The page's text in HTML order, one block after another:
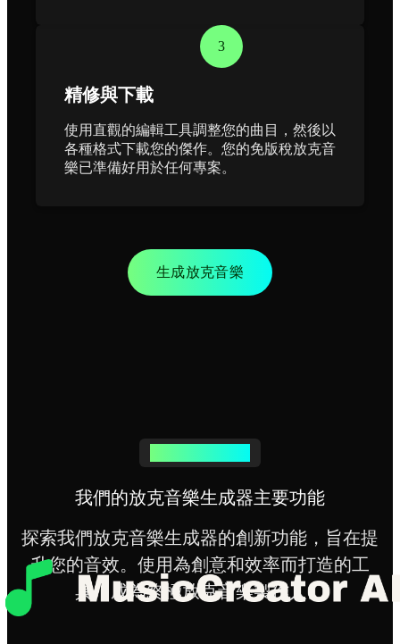
3
精修與下載
使用直觀的編輯工具調整您的曲目，然後以
各種格式下載您的傑作。您的免版稅放克音
樂已準備好用於任何專案。
生成放克音樂
我們的放克音樂生成器主要功能
探索我們放克音樂生成器的創新功能，旨在提
升您的音效。使用為創意和效率而打造的工
具，成為終極放克音樂製作人。